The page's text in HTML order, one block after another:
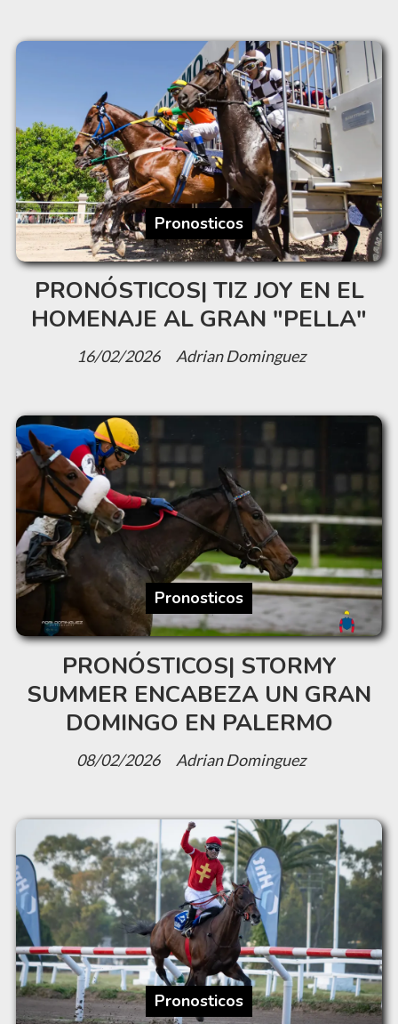
PRONÓSTICOS| TIZ JOY EN EL
HOMENAJE AL GRAN "PELLA"
Adrian Dominguez
Pronosticos
16/02/2026
PRONÓSTICOS| STORMY
SUMMER ENCABEZA UN GRAN
DOMINGO EN PALERMO
Adrian Dominguez
Pronosticos
08/02/2026
Pronosticos